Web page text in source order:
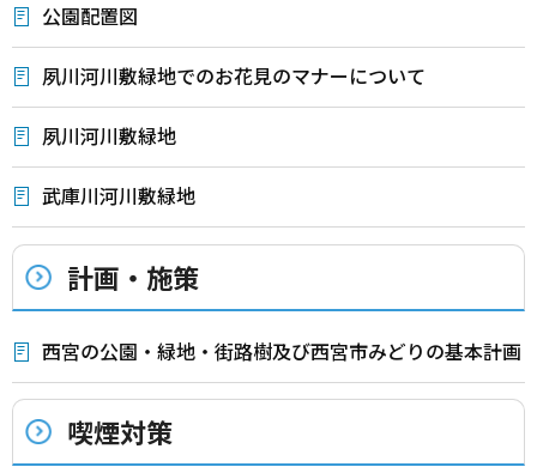
公園配置図
夙川河川敷緑地でのお花見のマナーについて
夙川河川敷緑地
武庫川河川敷緑地
計画・施策
西宮の公園・緑地・街路樹及び西宮市みどりの基本計画
喫煙対策